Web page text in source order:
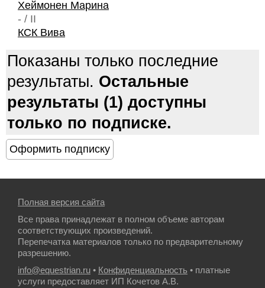
Хеймонен Марина
- / II
КСК Вива
Показаны только последние
результаты. Остальные
результаты (1) доступны
только по подписке.
Полная версия сайта
Все права принадлежат в полном объеме авторам
соответствующих произведений.
Перепечатка материалов только по предварительному
разрешению.
info@equestrian.ru • Конфиденциальность • платные
услуги предоставляет ИП Кочетов А.В.